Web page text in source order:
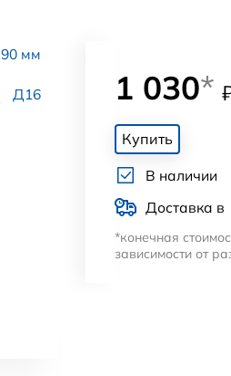
90 мм
Д16 1 030*
Купить
В наличии
Доставка в
*конечная
зависимости от